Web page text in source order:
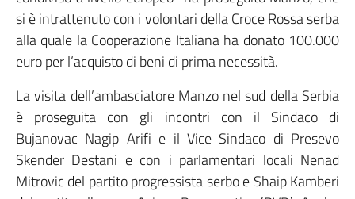
si è intrattenuto con i volontari della Croce Rossa serba
alla quale la Cooperazione Italiana ha donato 100.000
euro per l’acquisto di beni di prima necessità.
La visita dell’ambasciatore Manzo nel sud della Serbia
è proseguita con gli incontri con il Sindaco di
Bujanovac Nagip Arifi e il Vice Sindaco di Presevo
Skender Destani e con i parlamentari locali Nenad
Mitrovic del partito progressista serbo e Shaip Kamberi